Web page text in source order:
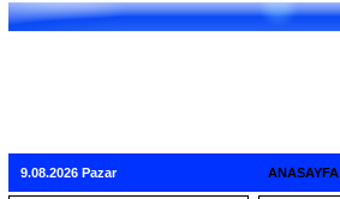
9.08.2026 Pazar ANASAYFA